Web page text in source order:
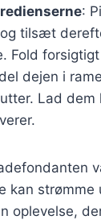
:
tilsæt
Fold
dejen i
Lad dem
kan
oplevelse,